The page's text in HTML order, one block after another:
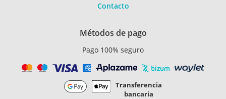
Contacto
Métodos de pago
Pago 100% seguro
Transferencia
bancaria